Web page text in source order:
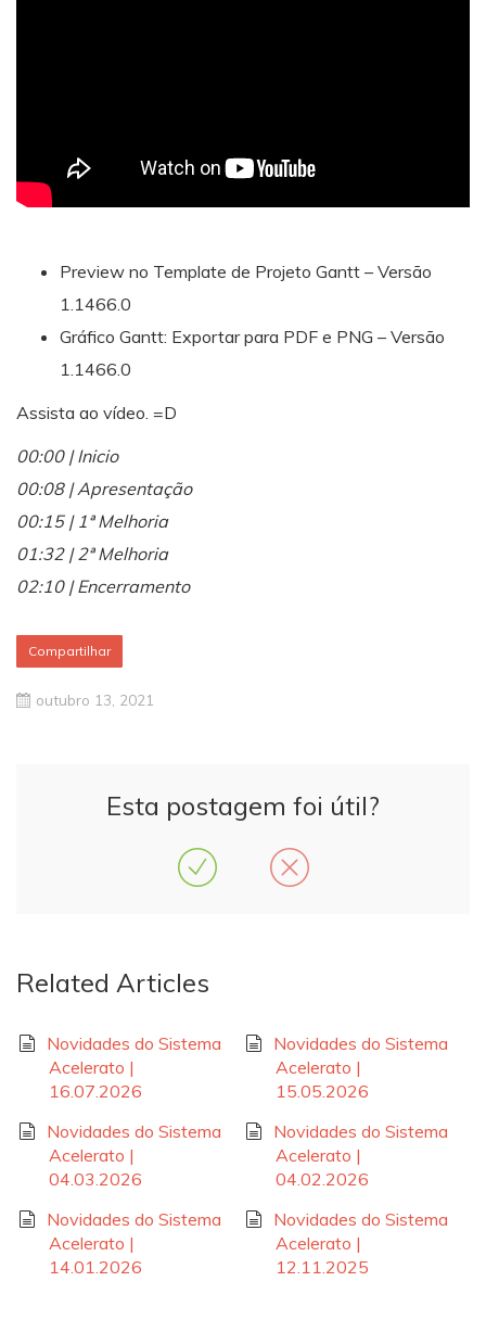
Preview no Template de Projeto Gantt – Versão
1.1466.0
Gráfico Gantt: Exportar para PDF e PNG – Versão
1.1466.0
Assista ao vídeo. =D
00:00 | Inicio
00:08 | Apresentação
00:15 | 1ª Melhoria
01:32 | 2ª Melhoria
02:10 | Encerramento
Compartilhar
outubro 13, 2021
Esta postagem foi útil?
Related Articles
Novidades do Sistema
Acelerato |
16.07.2026
Novidades do Sistema
Acelerato |
15.05.2026
Novidades do Sistema
Acelerato |
04.03.2026
Novidades do Sistema
Acelerato |
04.02.2026
Novidades do Sistema
Acelerato |
14.01.2026
Novidades do Sistema
Acelerato |
12.11.2025